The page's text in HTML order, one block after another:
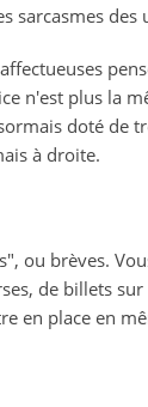
sarcasmes des
n'est plus la
doté de
à droite.
ou brèves.
de billets
en place en